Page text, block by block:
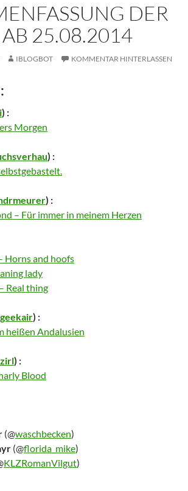
DER
25.08.2014
IBLOGBOT KOMMENTAR HINTERLASSEN
) :
Morgen
) :
) :
– Für immer in meinem Herzen
Horns and hoofs
lady
Real thing
geekair) :
heißen Andalusien
) :
Blood
(@waschbecken)
(@florida_mike)
KLZRomanVilgut)